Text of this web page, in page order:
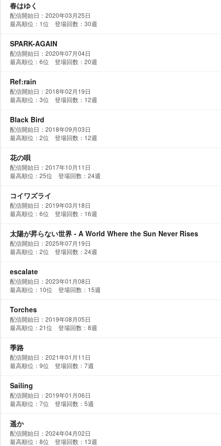
春はゆく
配信開始日：2020年03月25日
最高順位：1位 登場回数：30週
SPARK-AGAIN
配信開始日：2020年07月04日
最高順位：6位 登場回数：20週
Ref:rain
配信開始日：2018年02月19日
最高順位：3位 登場回数：12週
Black Bird
配信開始日：2018年09月03日
最高順位：2位 登場回数：12週
花の唄
配信開始日：2017年10月11日
最高順位：25位 登場回数：24週
コイワズライ
配信開始日：2019年03月18日
最高順位：6位 登場回数：16週
太陽が昇らない世界 - A World Where the Sun Never Rises
配信開始日：2025年07月19日
最高順位：2位 登場回数：24週
escalate
配信開始日：2023年01月08日
最高順位：10位 登場回数：15週
Torches
配信開始日：2019年08月05日
最高順位：21位 登場回数：8週
季路
配信開始日：2021年01月11日
最高順位：9位 登場回数：7週
Sailing
配信開始日：2019年01月06日
最高順位：7位 登場回数：5週
遥か
配信開始日：2024年04月02日
最高順位：8位 登場回数：13週